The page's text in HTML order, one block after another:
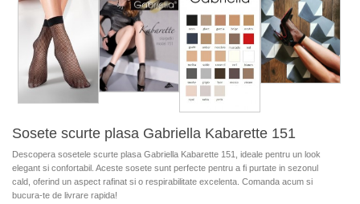
Sosete scurte plasa Gabriella Kabarette 151
Descopera sosetele scurte plasa Gabriella Kabarette 151, ideale pentru un look
elegant si confortabil. Aceste sosete sunt perfecte pentru a fi purtate in sezonul
cald, oferind un aspect rafinat si o respirabilitate excelenta. Comanda acum si
bucura-te de livrare rapida!